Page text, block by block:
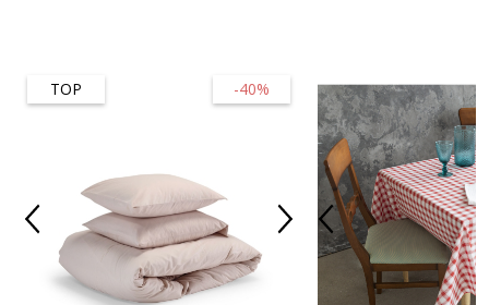
-40%
TOP